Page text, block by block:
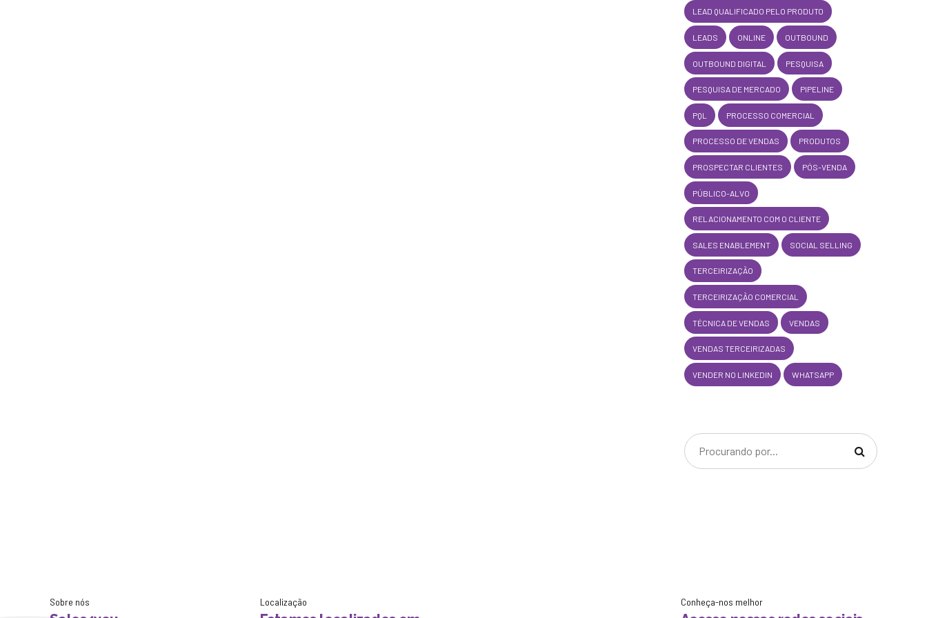
LEAD QUALIFICADO PELO PRODUTO
LEADS ONLINE OUTBOUND
OUTBOUND DIGITAL PESQUISA
PESQUISA DE MERCADO PIPELINE
PQL PROCESSO COMERCIAL
PROCESSO DE VENDAS PRODUTOS
PROSPECTAR CLIENTES PÓS-VENDA
PÚBLICO-ALVO
RELACIONAMENTO COM O CLIENTE
SALES ENABLEMENT SOCIAL SELLING
TERCEIRIZAÇÃO
TERCEIRIZAÇÃO COMERCIAL
TÉCNICA DE VENDAS VENDAS
VENDAS TERCEIRIZADAS
VENDER NO LINKEDIN WHATSAPP
Sobre nós Localização Conheça-nos melhor